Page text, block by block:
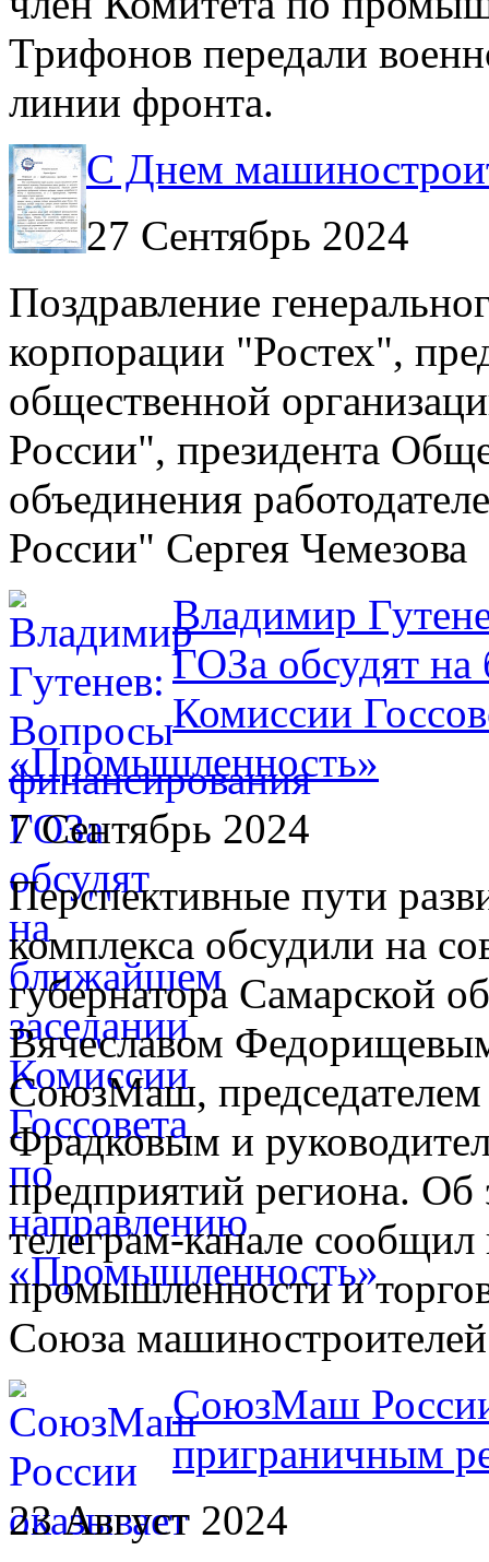
Трифонов передали
линии фронта.
С Днем
27 Сентябрь 2024
Поздравление
корпорации "Ростех",
общественной
России", президента
объединения
России" Сергея Чемезова
Владимир
ГОЗа обсудят
Комиссии
«Промышленность»
7 Сентябрь 2024
Перспективные пути
комплекса обсудили на
губернатора Самарской
Вячеславом
СоюзМаш,
Фрадковым и
предприятий региона.
телеграм-канале
промышленности и
Союза
СоюзМаш
приграничным
23 Август 2024